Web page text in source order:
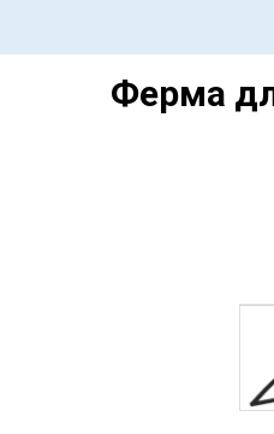
Ферма